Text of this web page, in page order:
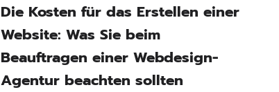
Die Kosten für das Erstellen einer
Website: Was Sie beim
Beauftragen einer Webdesign-
Agentur beachten sollten